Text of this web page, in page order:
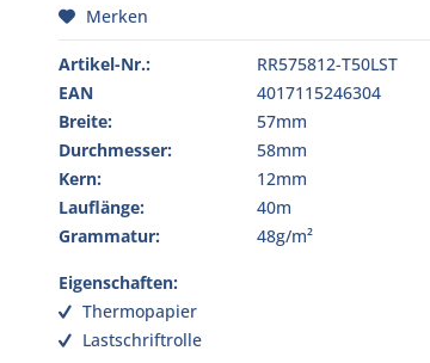
Merken
Artikel-Nr.:
RR575812-T50LST
EAN
4017115246304
Breite:
57mm
Durchmesser:
58mm
Kern:
12mm
Lauflänge:
40m
Grammatur:
48g/m²
Eigenschaften:
Thermopapier
Lastschriftrolle